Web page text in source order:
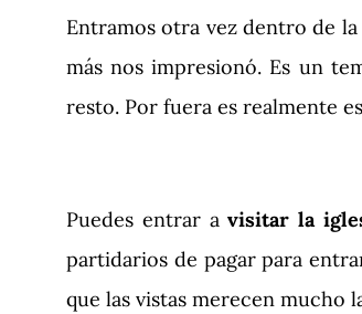
Entramos otra vez dentro de
más nos impresionó. Es un
resto. Por fuera es realmente
Puedes entrar avisitar la
partidarios de pagar para
que las vistas merecen mucho